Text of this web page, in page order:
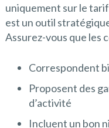
uniquement sur le
est un outil
Assurez-vous que les
Correspondent
Proposent des
d’activité
Incluent un bon